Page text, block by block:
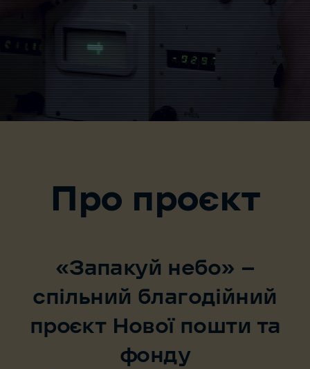
Про проєкт
«Запакуй небо» —
спільний благодійний
проєкт Нової пошти та
фонду